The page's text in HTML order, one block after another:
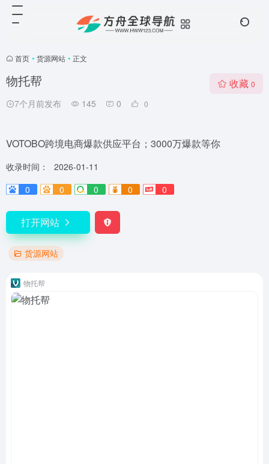
首页 • 货源网站 • 正文
物托帮
7个月前发布 145 0 0
收藏 0
VOTOBO跨境电商爆款供应平台；3000万爆款等你
收录时间：
2026-01-11
0
0 0 0 0
打开网站
货源网站
物托帮